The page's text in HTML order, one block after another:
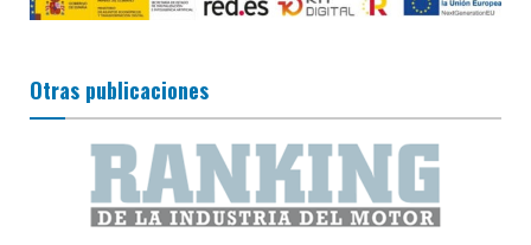
Otras publicaciones